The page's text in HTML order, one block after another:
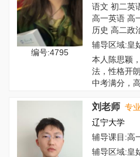
编号:4795
语文 初二英
高一英语 高
历史 高二政
辅导区域:皇
本人陈思颖
法，性格开
中考满分，
刘老师 专
辽宁大学
辅导课目:高
辅导区域:皇